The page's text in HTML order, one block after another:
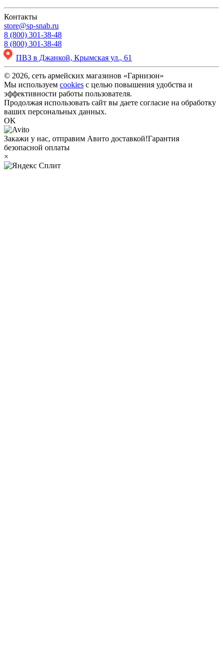
Контакты
store@sp-snab.ru
8 (800) 301-38-48
8 (800) 301-38-48
ПВЗ в Джанкой, Крымская ул., 61
© 2026, сеть армейских магазинов «Гарнизон»
Мы используем cookies с целью повышения удобства и
эффективности работы пользователя.
Продолжая использовать сайт вы даете согласие на обработку
ваших персональных данных.
OK
Закажи у нас, отправим Авито доставкой!Гарантия
безопасной оплаты
×